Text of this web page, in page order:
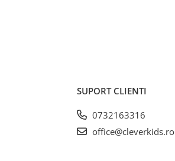
SUPORT CLIENTI
0732163316
office@cleverkids.ro